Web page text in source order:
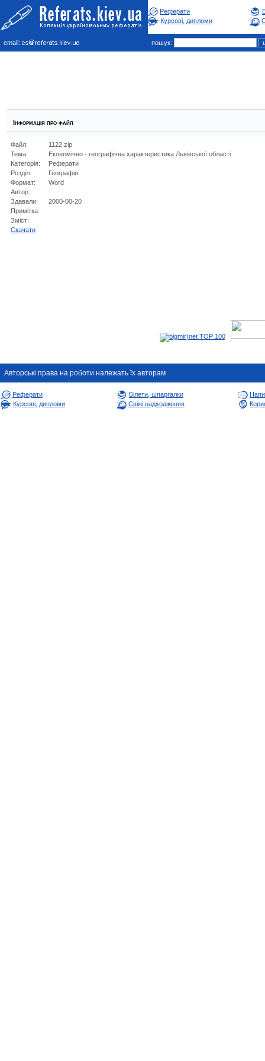
Реферати
Курсові, дипломи
email: пошук:
Інформація про файл
Файл:
1122.zip
Тема:
Економічно - географічна характеристика Львівської області
Категорія:
Реферати
Розділ:
Географiя
Формат:
Word
Автор:
Здавали:
2000-00-20
Примітка:
Зміст:
Cкачати
Авторськi права на роботи належать їх авторам
Реферати Білети, шпаргалки
Курсові, дипломи
Свіжі надходження